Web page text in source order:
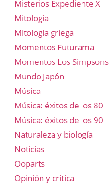
Misterios Expediente X
Mitología
Mitología griega
Momentos Futurama
Momentos Los Simpsons
Mundo Japón
Música
Música: éxitos de los 80
Música: éxitos de los 90
Naturaleza y biología
Noticias
Ooparts
Opinión y crítica